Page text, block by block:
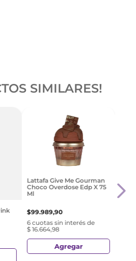
SIMILARES!
Lattafa Give Me Gourman
Choco Overdose Edp X 75
Ml
$99.989,90
6 cuotas sin interés de
$ 16.664,98
Agregar
80Ml